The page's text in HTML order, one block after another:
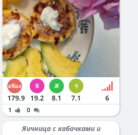
179.9 19.2 8.1 7.1 6
1 0
Яичница с кабачками и